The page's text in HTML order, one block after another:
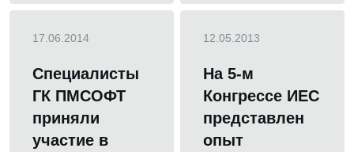
17.06.2014
Специалисты
ГК ПМСОФТ
приняли
участие в
12.05.2013
На 5-м
Конгрессе ИЕС
представлен
опыт